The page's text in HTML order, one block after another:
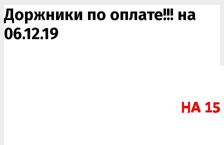
Доржники по оплате!!! на
06.12.19